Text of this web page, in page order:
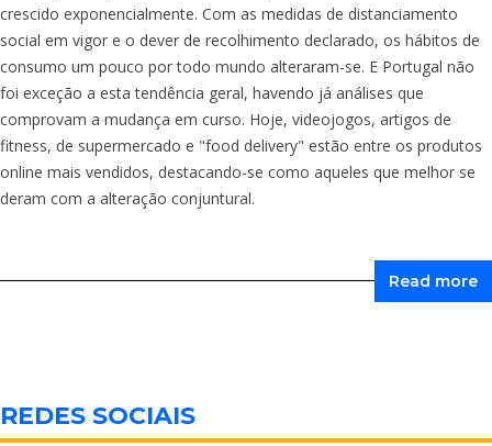
crescido exponencialmente. Com as medidas de distanciamento
social em vigor e o dever de recolhimento declarado, os hábitos de
consumo um pouco por todo mundo alteraram-se. E Portugal não
foi exceção a esta tendência geral, havendo já análises que
comprovam a mudança em curso. Hoje, videojogos, artigos de
fitness, de supermercado e "food delivery" estão entre os produtos
online mais vendidos, destacando-se como aqueles que melhor se
deram com a alteração conjuntural.
Read more
REDES SOCIAIS